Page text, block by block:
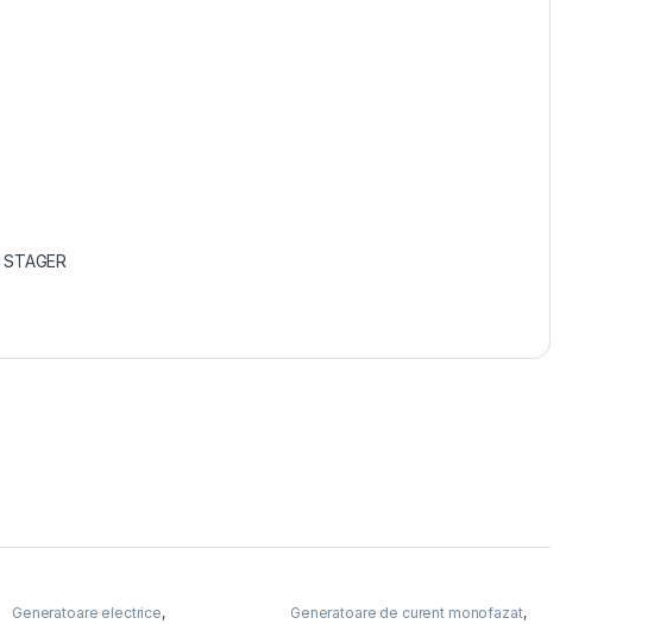
STAGER
Generatoare electrice,
Generatoare de curent monofazat,